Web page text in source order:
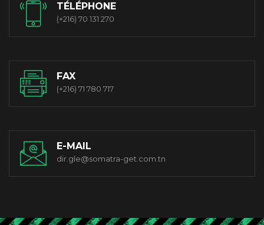
TÉLÉPHONE
(+216) 70 131 270
FAX
(+216) 71 780 717
E-MAIL
dir.gle@somatra-get.com.tn